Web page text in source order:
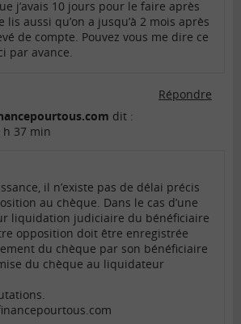
j’avais 10 jours pour le faire après
lis aussi qu’on a jusqu’à 2 mois après
de compte. Pouvez vous me dire ce
par avance.
Répondre
dit :
h 37 min
il n’existe pas de délai précis
au chèque. Dans le cas d’une
liquidation judiciaire du bénéficiaire
opposition doit être enregistrée
du chèque par son bénéficiaire
du chèque au liquidateur